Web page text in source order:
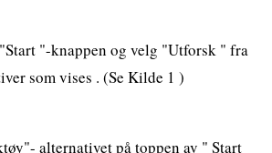
"-knappen og velg "Utforsk " fra
som vises . (Se Kilde 1 )
alternativet på toppen av " Start